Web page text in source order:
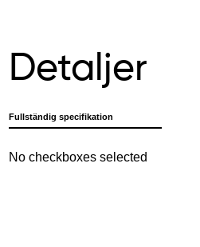
Detaljer
Fullständig specifikation
No checkboxes selected